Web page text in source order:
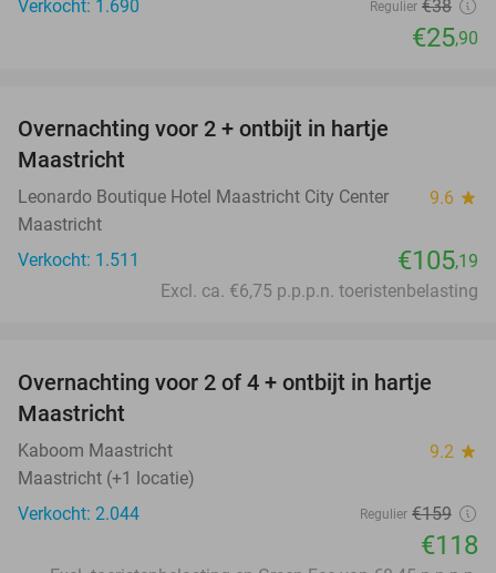
Verkocht: 1.690 Regulier €38
€25,90
Overnachting voor 2 + ontbijt in hartje
Maastricht
Leonardo Boutique Hotel Maastricht City Center 9.6 star
Maastricht
Verkocht: 1.511
€105,19
Excl. ca. €6,75 p.p.p.n. toeristenbelasting
26%
Overnachting voor 2 of 4 + ontbijt in hartje
Maastricht
Kaboom Maastricht 9.2 star
Maastricht (+1 locatie)
Verkocht: 2.044
Regulier €159
€118